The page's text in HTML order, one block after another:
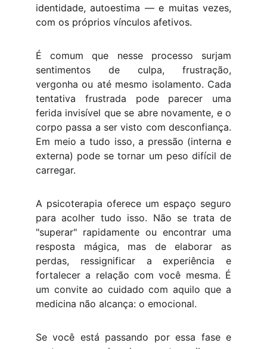
identidade, autoestima — e muitas vezes,
com os próprios vínculos afetivos.
É comum que nesse processo surjam
sentimentos de culpa, frustração,
vergonha ou até mesmo isolamento. Cada
tentativa frustrada pode parecer uma
ferida invisível que se abre novamente, e o
corpo passa a ser visto com desconfiança.
Em meio a tudo isso, a pressão (interna e
externa) pode se tornar um peso difícil de
carregar.
A psicoterapia oferece um espaço seguro
para acolher tudo isso. Não se trata de
"superar" rapidamente ou encontrar uma
resposta mágica, mas de elaborar as
perdas, ressignificar a experiência e
fortalecer a relação com você mesma. É
um convite ao cuidado com aquilo que a
medicina não alcança: o emocional.
Se você está passando por essa fase e